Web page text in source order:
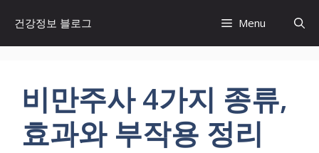
츠
건강정보 블로그 Menu
비만주사 4가지 종류,
효과와 부작용 정리